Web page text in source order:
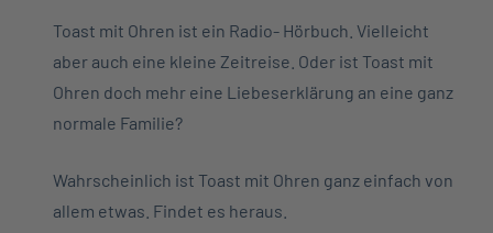
Toast mit Ohren ist ein Radio- Hörbuch. Vielleicht
aber auch eine kleine Zeitreise. Oder ist Toast mit
Ohren doch mehr eine Liebeserklärung an eine ganz
normale Familie?
Wahrscheinlich ist Toast mit Ohren ganz einfach von
allem etwas. Findet es heraus.